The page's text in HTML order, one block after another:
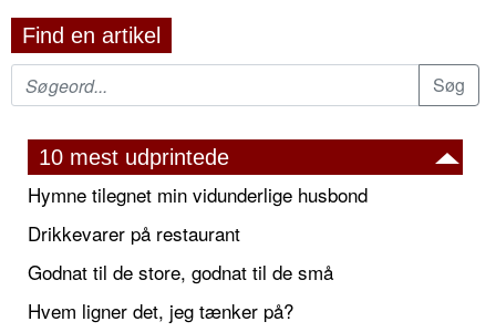
Find en artikel
10 mest udprintede
Hymne tilegnet min vidunderlige husbond
Drikkevarer på restaurant
Godnat til de store, godnat til de små
Hvem ligner det, jeg tænker på?